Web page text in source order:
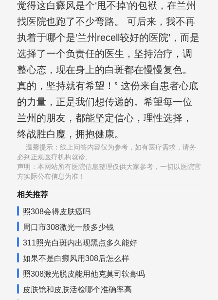
觉得这白癜风是个‘甩不掉’的包袱，在兰州
找医院也跑了不少弯路。 可后来，我不再
执着于哪个是‘兰州recell较好的医院’，而是
选择了一个负责任的医生，坚持治疗，调
整心态，现在身上的白斑都在慢慢复色。
真的，坚持就有希望！” 这份来自患者心底
的力量，正是我们想传递的。希望每一位
兰州的朋友，都能坚定信心，理性选择，
终战胜白魔，拥抱健康。
温馨提示：线上问答内容仅为参考，如有医疗需求，请务
必到正规医疗机构就诊,
声明：本网站所有医院信息整理仅供大家参考，一切以医院官
方实际公布信息为准！
相关推荐
照308会得皮肤癌吗
周口市308激光一般多少钱
311照光白斑内出现黑点多久能好
如果不是白癜风用308后怎么样
照308激光脱皮能用他克莫司软膏吗
皮肤镜和皮肤活检哪个准确率高